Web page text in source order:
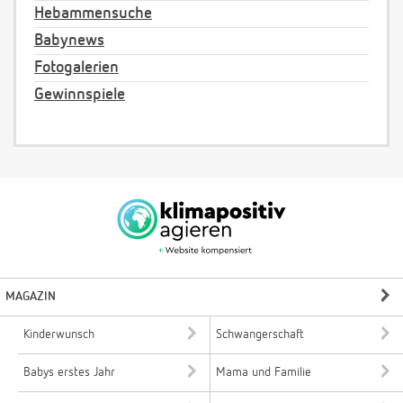
Hebammensuche
Babynews
Fotogalerien
Gewinnspiele
MAGAZIN
Kinderwunsch Schwangerschaft
Babys erstes Jahr Mama und Familie